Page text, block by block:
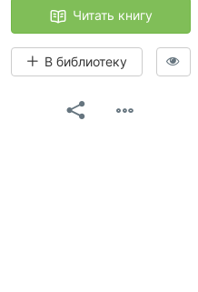
Читать книгу
В библиотеку